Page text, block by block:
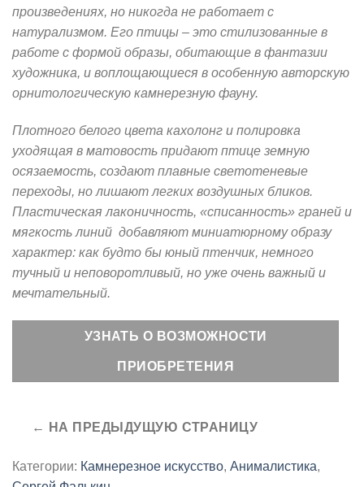
произведениях, но никогда не работает с
натурализмом. Его птицы – это стилизованные в
работе с формой образы, обитающие в фантазии
художника, и воплощающиеся в особенную авторскую
орнитологическую камнерезную фауну.
Плотного белого цвета кахолонг и полировка
уходящая в матовость придают птице земную
осязаемость, создают плавные светотеневые
переходы, но лишают легких воздушных бликов.
Пластическая лаконичность, «списанность» граней и
мягкость линий добавляют миниатюрному образу
характер: как будто бы юный птенчик, немного
тучный и неповоротливый, но уже очень важный и
мечтательный.
УЗНАТЬ О ВОЗМОЖНОСТИ
ПРИОБРЕТЕНИЯ
Категории: Камнерезное искусство, Анималистика,